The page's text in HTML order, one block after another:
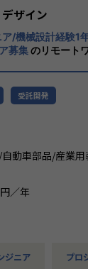
トの増加といっ
て価値提供を行う
活躍できる環境を
す。
ザイン
ア/機械設計経験1
募集のリモート
受託開発
動車部品/産業
構・筐体設計、
だきます。
品の設計開発業務
／年
ジニア プロ